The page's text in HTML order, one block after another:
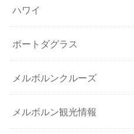
ハワイ
ポートダグラス
メルボルンクルーズ
メルボルン観光情報